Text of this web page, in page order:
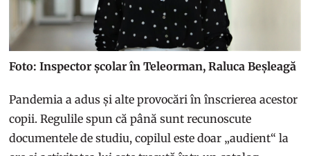
Foto: Inspector școlar în Teleorman, Raluca Beșleagă
Pandemia a adus și alte provocări în înscrierea acestor
copii. Regulile spun că până sunt recunoscute
documentele de studiu, copilul este doar „audient“ la